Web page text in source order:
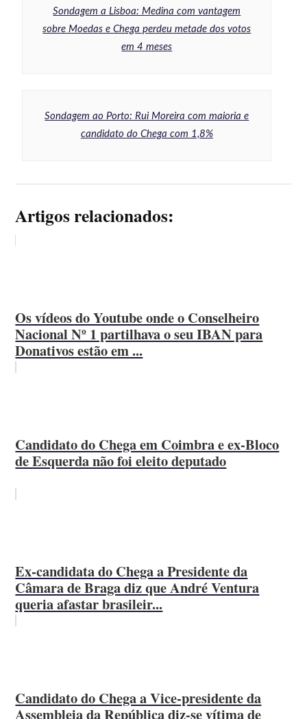
Sondagem a Lisboa: Medina com vantagem
sobre Moedas e Chega perdeu metade dos votos
em 4 meses
Sondagem ao Porto: Rui Moreira com maioria e
candidato do Chega com 1,8%
Artigos relacionados:
Os vídeos do Youtube onde o Conselheiro
Nacional Nº 1 partilhava o seu IBAN para
Donativos estão em ...
Candidato do Chega em Coimbra e ex-Bloco
de Esquerda não foi eleito deputado
Ex-candidata do Chega a Presidente da
Câmara de Braga diz que André Ventura
queria afastar brasileir...
Candidato do Chega a Vice-presidente da
Assembleia da República diz-se vítima de